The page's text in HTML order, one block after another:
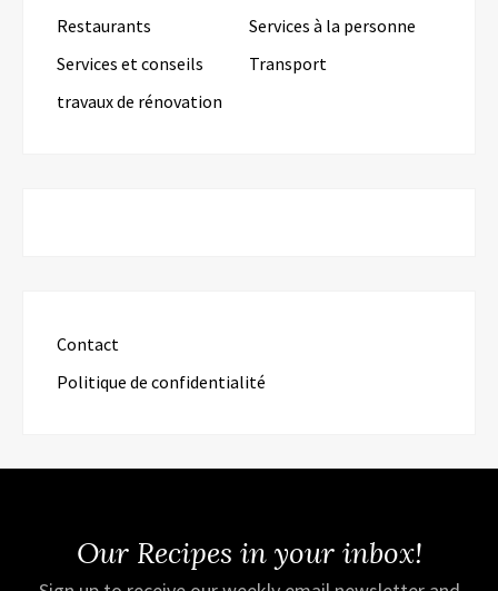
Restaurants
Services à la personne
Services et conseils
Transport
travaux de rénovation
Contact
Politique de confidentialité
Our Recipes in your inbox!